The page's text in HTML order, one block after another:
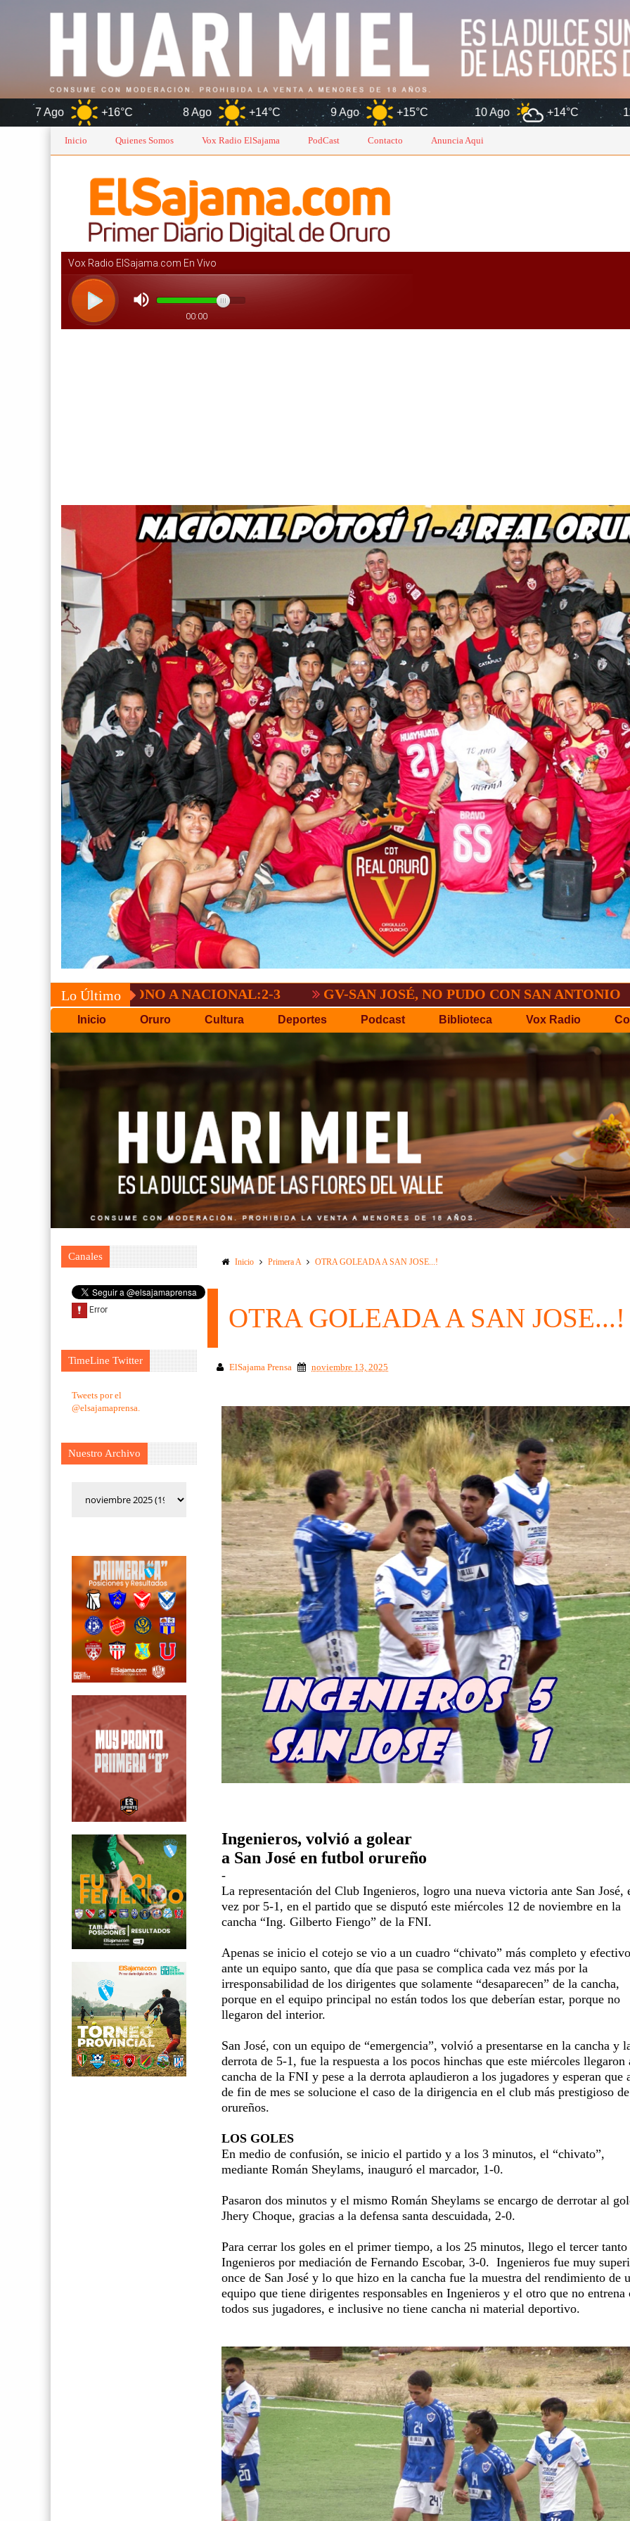
+16°C 8 Ago +14°C 9 Ago +15°C 10 Ago +14°C 11 Ago
Inicio Quienes Somos Vox Radio ElSajama PodCast Contacto Anuncia Aqui
Lo Último
PERDONO A NACIONAL:2-3 GV-SAN JOSÉ, NO PUDO CON SAN ANTONIO COPA
Inicio Oruro Cultura Deportes Podcast Biblioteca Vox Radio
Canales
TimeLine Twitter
Tweets por el
@elsajamaprensa.
Nuestro Archivo
Inicio Primera A OTRA GOLEADA A SAN JOSE...!
OTRA GOLEADA A SAN JOSE...!
ElSajama Prensa noviembre 13, 2025
Ingenieros, volvió a golear
a San José en futbol orureño
-
La representación del Club Ingenieros, logro una nueva victoria ante San José,
vez por 5-1, en el partido que se disputó este miércoles 12 de noviembre en la
cancha “Ing. Gilberto Fiengo” de la FNI.
Apenas se inicio el cotejo se vio a un cuadro “chivato” más completo y
ante un equipo santo, que día que pasa se complica cada vez más por la
irresponsabilidad de los dirigentes que solamente “desaparecen” de la cancha,
porque en el equipo principal no están todos los que deberían estar, porque no
llegaron del interior.
San José, con un equipo de “emergencia”, volvió a presentarse en la cancha y
derrota de 5-1, fue la respuesta a los pocos hinchas que este miércoles llegaron
cancha de la FNI y pese a la derrota aplaudieron a los jugadores y esperan que
de fin de mes se solucione el caso de la dirigencia en el club más prestigioso
orureños.
LOS GOLES
En medio de confusión, se inicio el partido y a los 3 minutos, el “chivato”,
mediante Román Sheylams, inauguró el marcador, 1-0.
Pasaron dos minutos y el mismo Román Sheylams se encargo de derrotar al
Jhery Choque, gracias a la defensa santa descuidada, 2-0.
Para cerrar los goles en el primer tiempo, a los 25 minutos, llego el tercer tanto
Ingenieros por mediación de Fernando Escobar, 3-0. Ingenieros fue muy
once de San José y lo que hizo en la cancha fue la muestra del rendimiento de
equipo que tiene dirigentes responsables en Ingenieros y el otro que no entrena
todos sus jugadores, e inclusive no tiene cancha ni material deportivo.